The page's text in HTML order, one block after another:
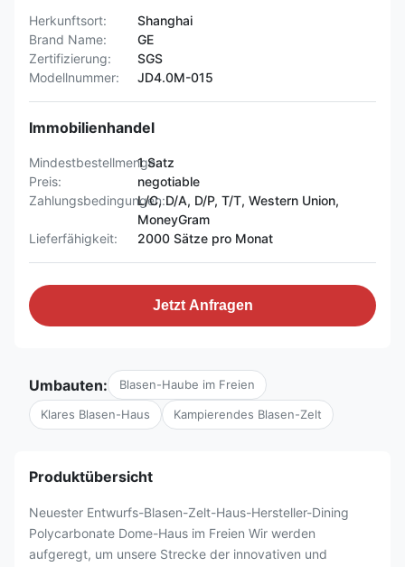
Herkunftsort:
Shanghai
Brand Name:
GE
Zertifizierung:
SGS
Modellnummer:
JD4.0M-015
Immobilienhandel
Mindestbestellmenge:
1 Satz
Preis:
negotiable
Zahlungsbedingungen:L/C, D/A, D/P, T/T, Western Union,
MoneyGram
Lieferfähigkeit:
2000 Sätze pro Monat
Jetzt Anfragen
Umbauten: Blasen-Haube im Freien
Klares Blasen-Haus Kampierendes Blasen-Zelt
Produktübersicht
Neuester Entwurfs-Blasen-Zelt-Haus-Hersteller-Dining
Polycarbonate Dome-Haus im Freien Wir werden
aufgeregt, um unsere Strecke der innovativen und